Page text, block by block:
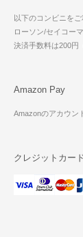
以下のコンビニをご
ローソン/セイコー
決済手数料は200円
Amazon Pay
Amazonのアカウン
クレジットカー